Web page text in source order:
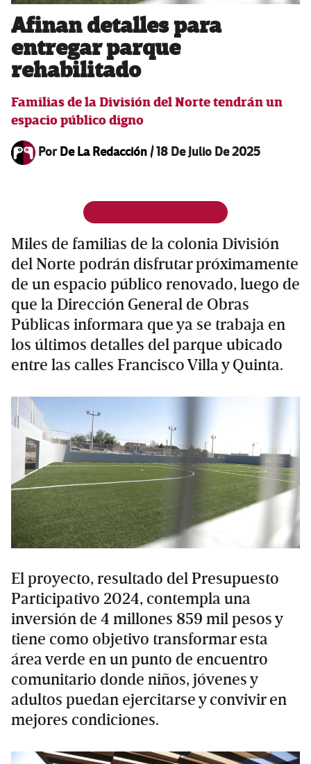
Afinan detalles para
entregar parque
rehabilitado
Familias de la División del Norte tendrán un
espacio público digno
PorDe La Redacción/18 De Julio De 2025
Miles de familias de la colonia División
del Norte podrán disfrutar próximamente
de un espacio público renovado, luego de
que la Dirección General de Obras
Públicas informara que ya se trabaja en
los últimos detalles del parque ubicado
entre las calles Francisco Villa y Quinta.
El proyecto, resultado del Presupuesto
Participativo 2024, contempla una
inversión de 4 millones 859 mil pesos y
tiene como objetivo transformar esta
área verde en un punto de encuentro
comunitario donde niños, jóvenes y
adultos puedan ejercitarse y convivir en
mejores condiciones.